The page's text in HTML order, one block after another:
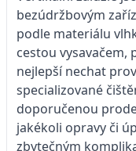
bezúdržbovým
podle materiálu
cestou vysavačem,
nejlepší nechat
specializované
doporučenou
jakékoli opravy či
zbytečným